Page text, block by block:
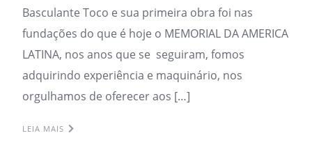
Basculante Toco e sua primeira obra foi nas
fundações do que é hoje o MEMORIAL DA AMERICA
LATINA, nos anos que se seguiram, fomos
adquirindo experiência e maquinário, nos
orgulhamos de oferecer aos […]
LEIA MAIS